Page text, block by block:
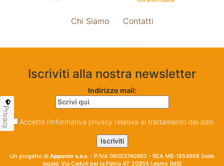
Chi Siamo Contatti
Iscriviti alla nostra newsletter
Indirizzo mail:
Accetto l'informativa privacy relativa al trattamento dei dati
Un progetto di Appunto s.a.s. - P.IVA 06053740962 - REA MB-1854968 Sede
legale: Via Caduti per la Patria 47, 20855 Lesmo (MB)
Privacy